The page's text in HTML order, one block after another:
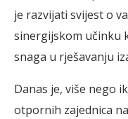
je razvijati svijest o
sinergijskom učinku
snaga u rješavanju
Danas je, više nego
otpornih zajednica